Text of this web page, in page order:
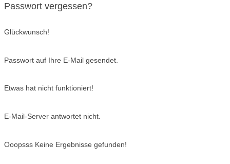
Passwort vergessen?
Glückwunsch!
Passwort auf Ihre E-Mail gesendet.
Etwas hat nicht funktioniert!
E-Mail-Server antwortet nicht.
Ooopsss Keine Ergebnisse gefunden!